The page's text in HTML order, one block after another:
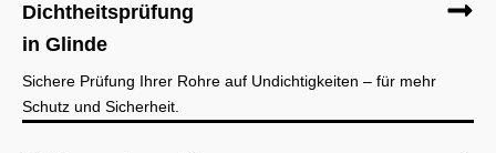
Dichtheitsprüfung
in Glinde
Sichere Prüfung Ihrer Rohre auf Undichtigkeiten – für mehr
Schutz und Sicherheit.